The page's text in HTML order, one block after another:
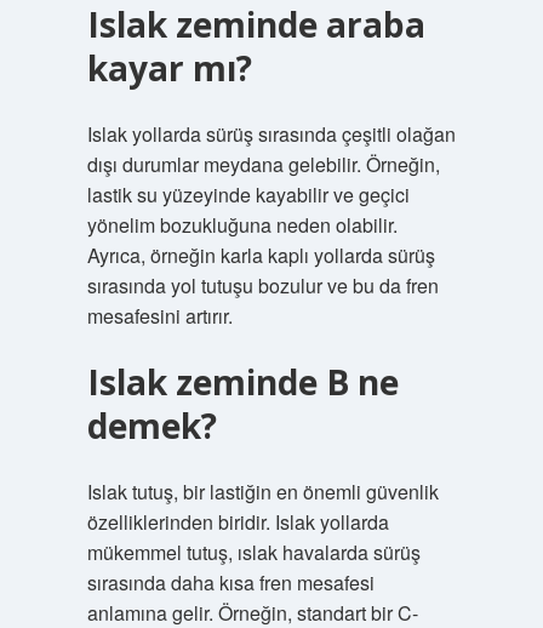
Islak zeminde araba
kayar mı?
Islak yollarda sürüş sırasında çeşitli olağan
dışı durumlar meydana gelebilir. Örneğin,
lastik su yüzeyinde kayabilir ve geçici
yönelim bozukluğuna neden olabilir.
Ayrıca, örneğin karla kaplı yollarda sürüş
sırasında yol tutuşu bozulur ve bu da fren
mesafesini artırır.
Islak zeminde B ne
demek?
Islak tutuş, bir lastiğin en önemli güvenlik
özelliklerinden biridir. Islak yollarda
mükemmel tutuş, ıslak havalarda sürüş
sırasında daha kısa fren mesafesi
anlamına gelir. Örneğin, standart bir C-